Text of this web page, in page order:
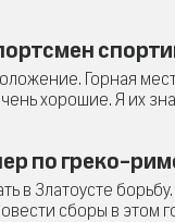
Горная
хорошие. Я их
по греко-
в Златоусте
сборы в этом